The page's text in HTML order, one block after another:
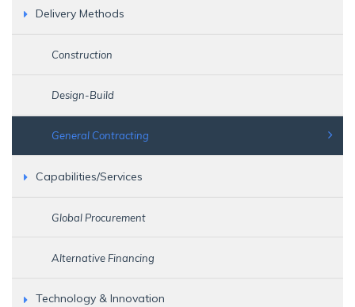
Delivery Methods
Construction
Design-Build
General Contracting
Capabilities/Services
Global Procurement
Alternative Financing
Technology & Innovation